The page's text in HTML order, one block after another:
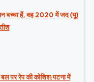
बच्चा हैं, वह 2020 में जद (यू)
पर रेप की कोशिश:पटना में